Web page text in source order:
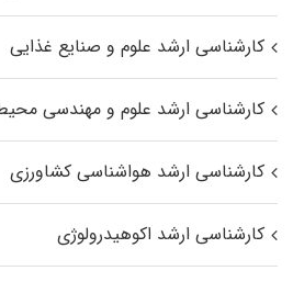
کارشناسی ارشد علوم و صنایع غذایی
کارشناسی ارشد علوم و مهندسی
کارشناسی ارشد هواشناسی کشاورزی
کارشناسی ارشد اکوهیدرولوژی